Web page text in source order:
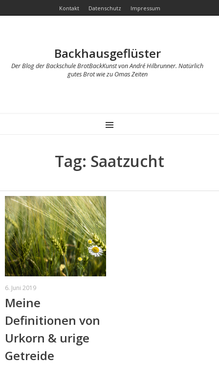
Kontakt Datenschutz Impressum
Backhausgeflüster
Der Blog der Backschule BrotBackKunst von André Hilbrunner. Natürlich
gutes Brot wie zu Omas Zeiten
MENU
Tag: Saatzucht
6. Juni 2019
Meine
Definitionen von
Urkorn & urige
Getreide